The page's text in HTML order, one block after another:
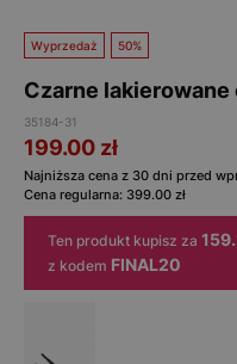
Wyprzedaż 50%
Czarne lakierowane
35184-31
199.00 zł
Najniższa cena z 30 dni przed
Cena regularna: 399.00 zł
Ten produkt kupisz za
z kodem FINAL20